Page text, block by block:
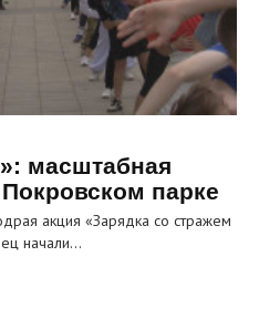
масштабная
парке
акция «Зарядка со стражем
начали…